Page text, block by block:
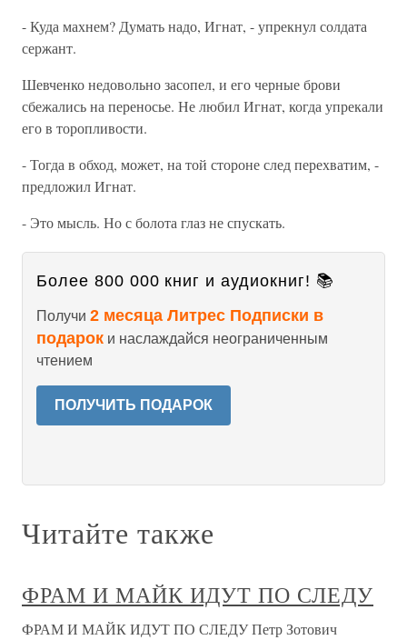
- Куда махнем? Думать надо, Игнат, - упрекнул солдата
сержант.
Шевченко недовольно засопел, и его черные брови
сбежались на переносье. Не любил Игнат, когда упрекали
его в торопливости.
- Тогда в обход, может, на той стороне след перехватим, -
предложил Игнат.
- Это мысль. Но с болота глаз не спускать.
Более 800 000 книг и аудиокниг! 📚
Получи 2 месяца Литрес Подписки в
подарок и наслаждайся неограниченным
чтением
ПОЛУЧИТЬ ПОДАРОК
Читайте также
ФРАМ И МАЙК ИДУТ ПО СЛЕДУ
ФРАМ И МАЙК ИДУТ ПО СЛЕДУ Петр Зотович